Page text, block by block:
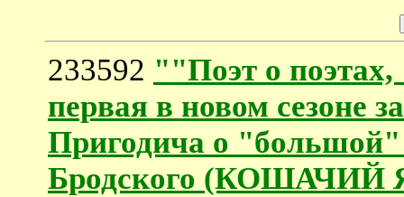
233592 ""Поэт о
первая в новом сезоне
Пригодича о
Бродского